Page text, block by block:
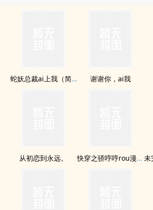
蛇妖总裁ai上我（简体，小甜文） 谢谢你，ai我
从初恋到永远。 快穿之骄哼哼rou漫漫（繁）